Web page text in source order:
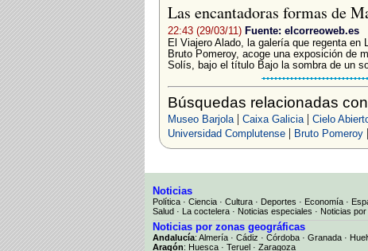
Las encantadoras formas de
22:43 (29/03/11) Fuente: elcorreoweb.es
El Viajero Alado, la galería que regenta en
Bruto Pomeroy, acoge una exposición de
Solís, bajo el título Bajo la sombra de un
Búsquedas relacionadas
Museo Barjola| Caixa Galicia| Cielo
Universidad Complutense| Bruto Pomeroy|
Noticias
Política · Ciencia · Cultura · Deportes · Economía ·
Salud · La coctelera · Noticias especiales · Noticias
Noticias por zonas geográficas
Andalucía: Almería · Cádiz · Córdoba · Granada ·
Aragón: Huesca · Teruel · Zaragoza